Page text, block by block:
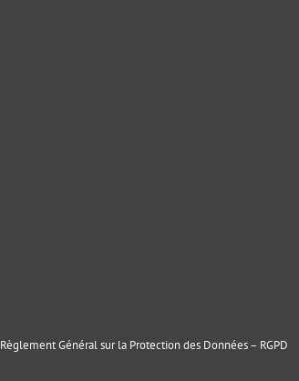
Règlement Général sur la Protection des Données – RGPD